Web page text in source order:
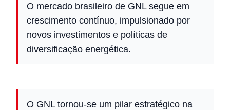
O mercado brasileiro de GNL segue em
crescimento contínuo, impulsionado por
novos investimentos e políticas de
diversificação energética.
O GNL tornou-se um pilar estratégico na